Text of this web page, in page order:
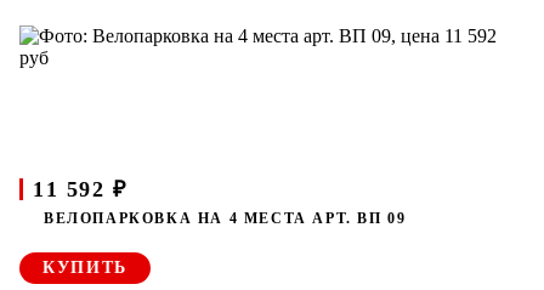
11 592 ₽
ВЕЛОПАРКОВКА НА 4 МЕСТА АРТ. ВП 09
КУПИТЬ